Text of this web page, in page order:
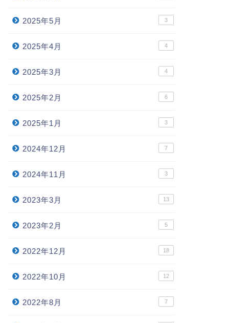
2025年5月 3
2025年4月 4
2025年3月 4
2025年2月 6
2025年1月 3
2024年12月 7
2024年11月 3
2023年3月 13
2023年2月 5
2022年12月 18
2022年10月 12
2022年8月 7